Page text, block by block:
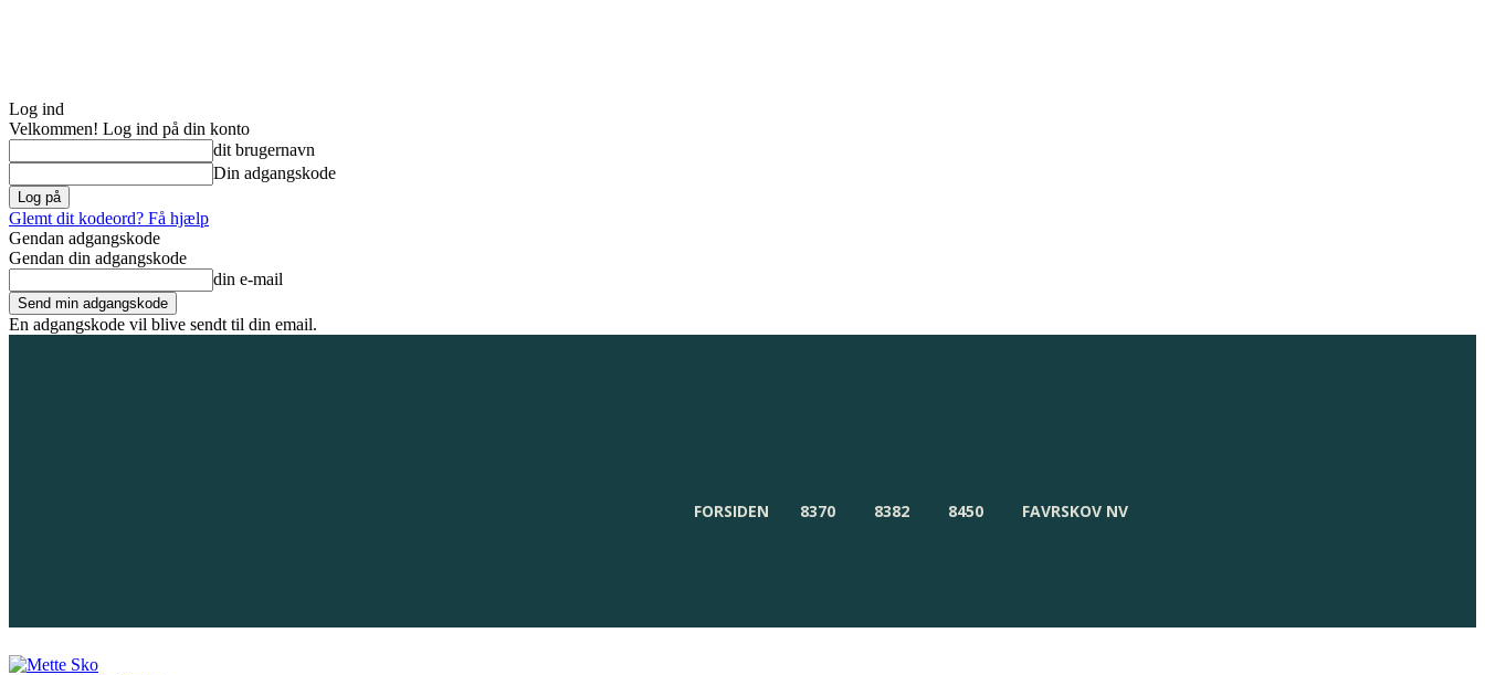
Log ind
Velkommen! Log ind på din konto
dit brugernavn
Din adgangskode
Glemt dit kodeord? Få hjælp
Gendan adgangskode
Gendan din adgangskode
din e-mail
En adgangskode vil blive sendt til din email.
FORSIDEN 8370 8382 8450 FAVRSKOV NV